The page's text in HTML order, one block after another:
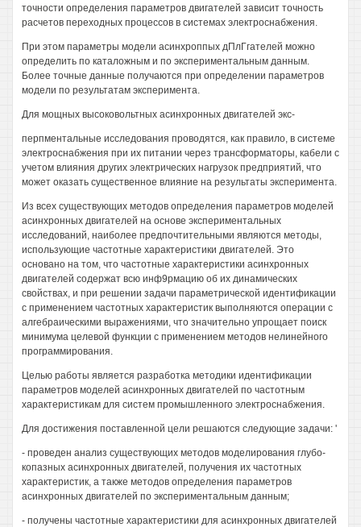
точности определения параметров двигателей зависит точность
расчетов переходных процессов в системах электроснабжения.
При этом параметры модели асинхроппых дПлГгателей можно
определить по каталожным и по экспериментальным данным.
Более точные данные получаются при определении параметров
модели по результатам эксперимента.
Для мощных высоковольтных асинхронных двигателей экс-
перпментальные исследования проводятся, как правило, в системе
электроснабжения при их питании через трансформаторы, кабели с
учетом влияния других электрических нагрузок предприятий, что
может оказать существенное влияние на результаты эксперимента.
Из всех существующих методов определения параметров моделей
асинхронных двигателей на основе экспериментальных
исследований, наиболее предпочтительными являются методы,
использующие частотные характеристики двигателей. Это
основано на том, что частотные характеристики асинхронных
двигателей содержат всю инф9рмацию об их динамических
свойствах, и при решении задачи параметрической идентификации
с применением частотных характеристик выполняются операции с
алгебраическими выражениями, что значительно упрощает поиск
минимума целевой функции с применением методов нелинейного
программирования.
Целью работы является разработка методики идентификации
параметров моделей асинхронных двигателей по частотным
характеристикам для систем промышленного электроснабжения.
Для достижения поставленной цели решаются следующие задачи: '
- проведен анализ существующих методов моделирования глубо-
копазных асинхронных двигателей, получения их частотных
характеристик, а также методов определения параметров
асинхронных двигателей по экспериментальным данным;
- получены частотные характеристики для асинхронных двигателей